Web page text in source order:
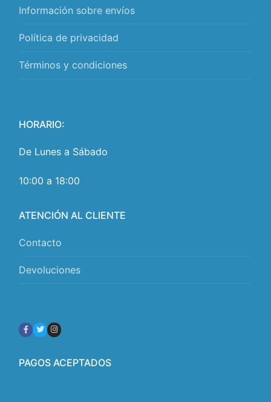
Información sobre envíos
Política de privacidad
Términos y condiciones
HORARIO:
De Lunes a Sábado
10:00 a 18:00
ATENCIÓN AL CLIENTE
Contacto
Devoluciones
PAGOS ACEPTADOS